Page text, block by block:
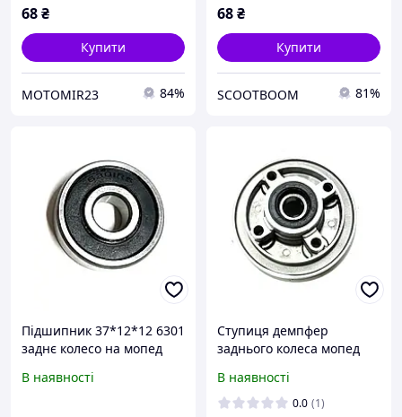
68₴
Купити
MOTOMIR23 84%
68₴
Купити
SCOOTBOOM 81%
Підшипник 37*12*12 6301
заднє колесо на мопед
В наявності
Ступиця демпфер
заднього колеса мопед
Active 70-110-125 у зборі
(підшипник + сальник)
В наявності
0.0 (1)